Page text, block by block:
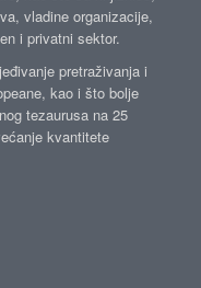
vladine organizacije,
i privatni sektor.
pretraživanja i
kao i što bolje
tezaurusa na 25
kvantitete